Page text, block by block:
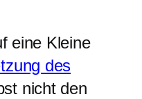
eine Kleine
des
nicht den